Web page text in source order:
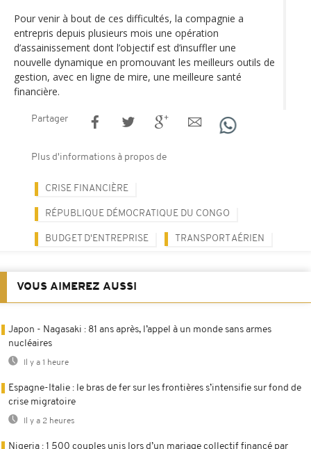
Pour venir à bout de ces difficultés, la compagnie a
entrepris depuis plusieurs mois une opération
d’assainissement dont l’objectif est d’insuffler une
nouvelle dynamique en promouvant les meilleurs outils de
gestion, avec en ligne de mire, une meilleure santé
financière.
Partager
Plus d'informations à propos de
CRISE FINANCIÈRE
RÉPUBLIQUE DÉMOCRATIQUE DU CONGO
BUDGET D'ENTREPRISE TRANSPORT AÉRIEN
VOUS AIMEREZ AUSSI
Japon - Nagasaki : 81 ans après, l’appel à un monde sans armes
nucléaires
Il y a 1 heure
Espagne-Italie : le bras de fer sur les frontières s’intensifie sur fond de
crise migratoire
Il y a 2 heures
Nigeria : 1 500 couples unis lors d’un mariage collectif financé par